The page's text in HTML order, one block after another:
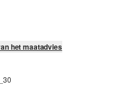
het maatadvies